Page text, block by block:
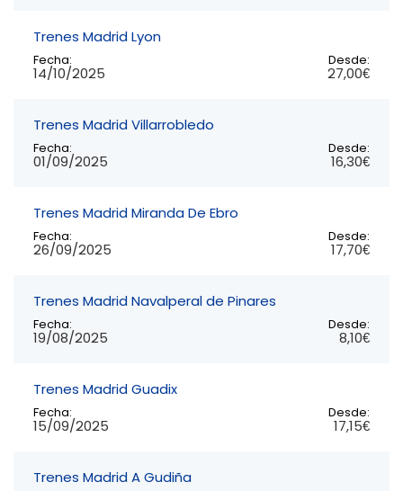
Trenes Madrid Lyon
Fecha:
14/10/2025
Desde:
27,00€
Trenes Madrid Villarrobledo
Fecha:
01/09/2025
Desde:
16,30€
Trenes Madrid Miranda De Ebro
Fecha:
26/09/2025
Desde:
17,70€
Trenes Madrid Navalperal de Pinares
Fecha:
19/08/2025
Desde:
8,10€
Trenes Madrid Guadix
Fecha:
15/09/2025
Desde:
17,15€
Trenes Madrid A Gudiña